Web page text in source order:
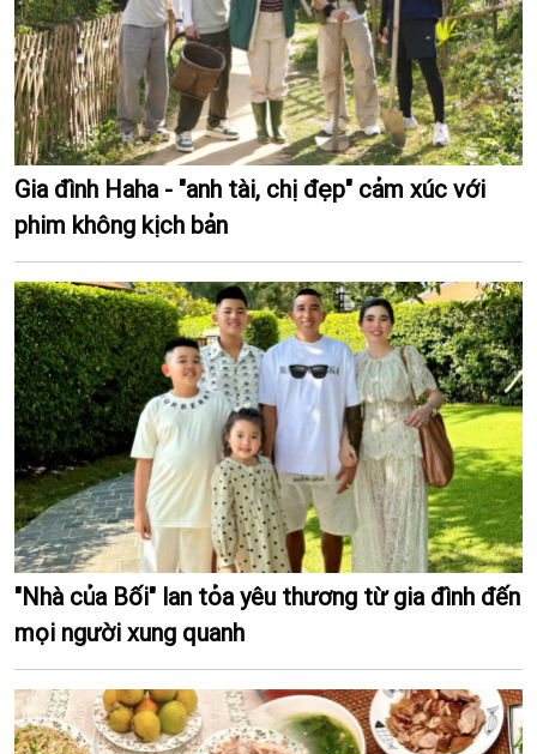
Gia đình Haha - "anh tài, chị đẹp" cảm xúc với
phim không kịch bản
"Nhà của Bối" lan tỏa yêu thương từ gia đình đến
mọi người xung quanh